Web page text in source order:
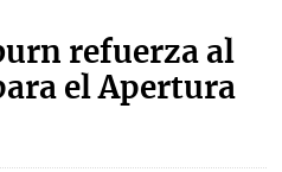
refuerza al
el Apertura